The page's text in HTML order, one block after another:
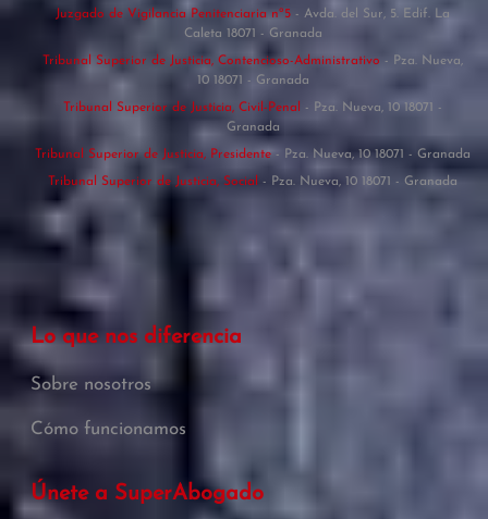
Juzgado de Vigilancia Penitenciaria nº5 - Avda. del Sur, 5. Edif. La
Caleta 18071 - Granada
Tribunal Superior de Justicia, Contencioso-Administrativo - Pza. Nueva,
10 18071 - Granada
Tribunal Superior de Justicia, Civil-Penal - Pza. Nueva, 10 18071 -
Granada
Tribunal Superior de Justicia, Presidente - Pza. Nueva, 10 18071 - Granada
Tribunal Superior de Justicia, Social - Pza. Nueva, 10 18071 - Granada
Lo que nos diferencia
Sobre nosotros
Cómo funcionamos
Únete a SuperAbogado